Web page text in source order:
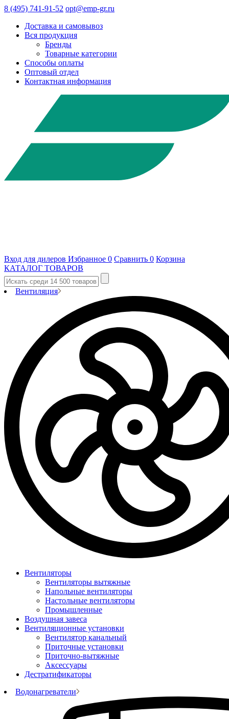
8 (495) 741-91-52 opt@emp-gr.ru
Доставка и самовывоз
Вся продукция
Бренды
Товарные категории
Способы оплаты
Оптовый отдел
Контактная информация
Вход для дилеров Избранное 0 Сравнить 0 Корзина
КАТАЛОГ ТОВАРОВ
Вентиляция
Вентиляторы
Вентиляторы вытяжные
Напольные вентиляторы
Настольные вентиляторы
Промышленные
Воздушная завеса
Вентиляционные установки
Вентилятор канальный
Приточные установки
Приточно-вытяжные
Аксессуары
Дестратификаторы
Водонагреватели